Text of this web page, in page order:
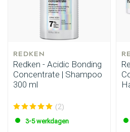
REDKEN
Redken - Acidic Bonding
Concentrate | Shampoo
300 ml
(2)
3-5 werkdagen